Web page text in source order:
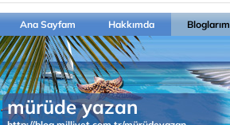
Ana Sayfam Hakkımda Bloglarım
mürüde yazan